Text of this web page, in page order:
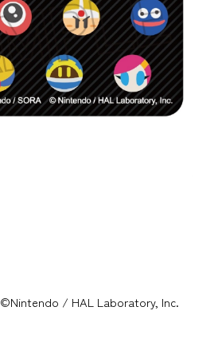
/ HAL Laboratory, Inc.